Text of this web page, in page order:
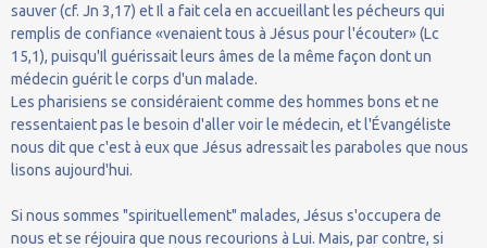
sauver (cf. Jn 3,17) et Il a fait cela en accueillant les pécheurs qui
remplis de confiance «venaient tous à Jésus pour l'écouter» (Lc
15,1), puisqu'Il guérissait leurs âmes de la même façon dont un
médecin guérit le corps d'un malade.
Les pharisiens se considéraient comme des hommes bons et ne
ressentaient pas le besoin d'aller voir le médecin, et l'Évangéliste
nous dit que c'est à eux que Jésus adressait les paraboles que nous
lisons aujourd'hui.
Si nous sommes "spirituellement" malades, Jésus s'occupera de
nous et se réjouira que nous recourions à Lui. Mais, par contre, si